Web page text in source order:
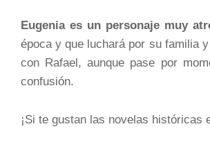
Eugenia es un personaje muy
época y que luchará por su familia
con Rafael, aunque pase por
confusión.
¡Si te gustan las novelas históricas